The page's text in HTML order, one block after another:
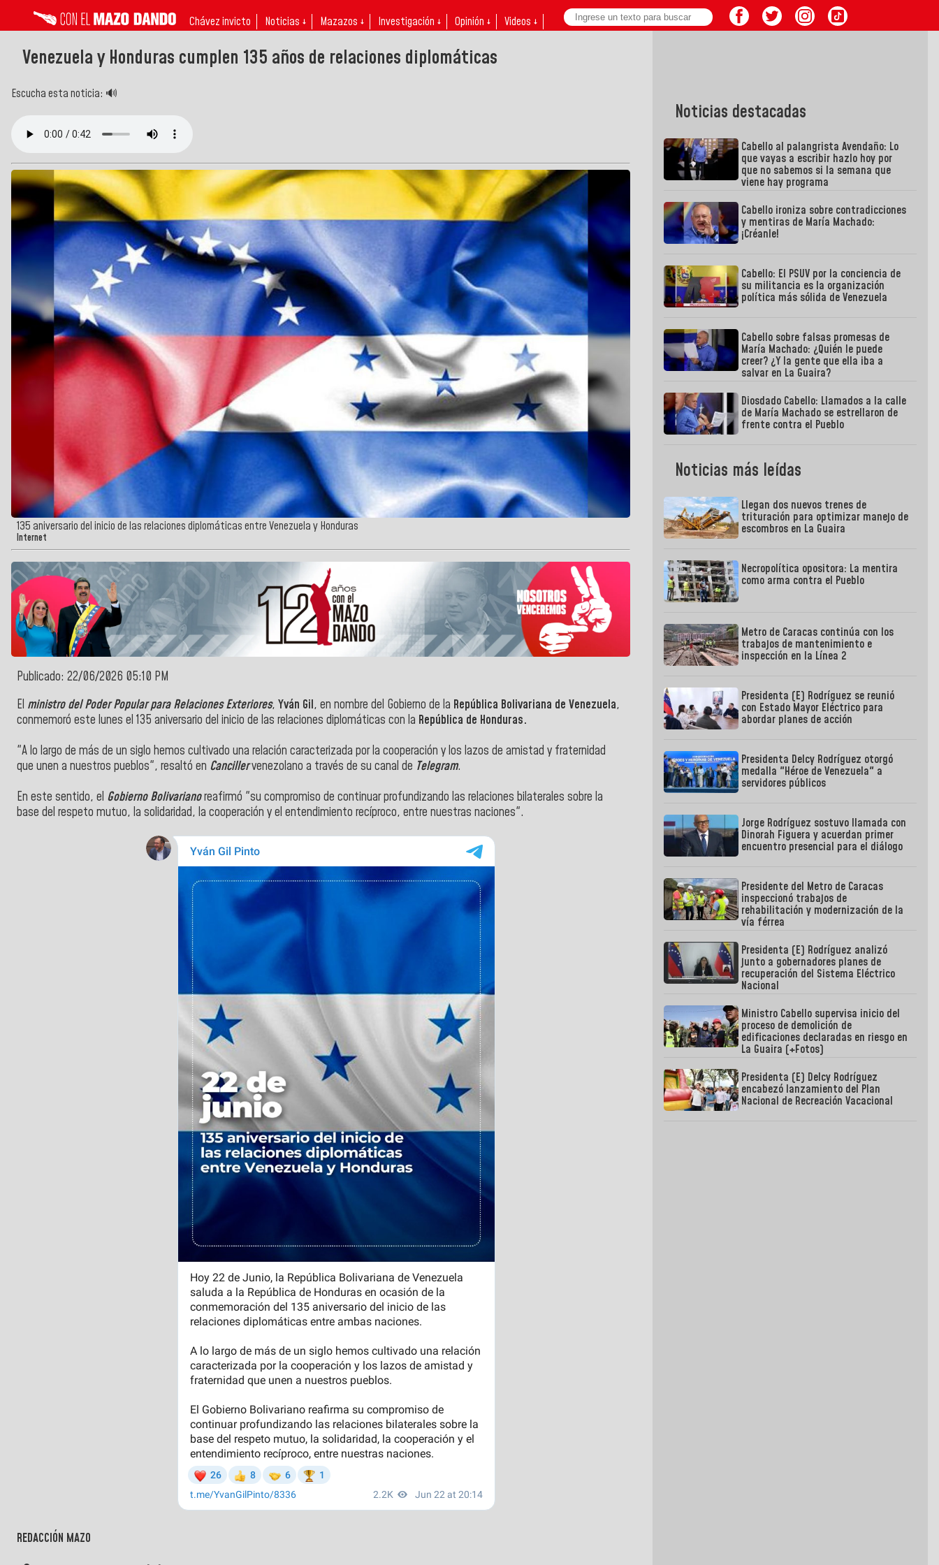
Chávez invicto Noticias ↓ Mazazos ↓ Investigación ↓ Opinión ↓ Videos ↓
Venezuela y Honduras cumplen 135 años de relaciones diplomáticas
Escucha esta noticia: 🔊
135 aniversario del inicio de las relaciones diplomáticas entre Venezuela y Honduras
Internet
Publicado: 22/06/2026 05:10 PM
El ministro del Poder Popular para Relaciones Exteriores, Yván Gil, en nombre del Gobierno de la República Bolivariana de Venezuela,
conmemoró este lunes el 135 aniversario del inicio de las relaciones diplomáticas con la República de Honduras.
"A lo largo de más de un siglo hemos cultivado una relación caracterizada por la cooperación y los lazos de amistad y fraternidad
que unen a nuestros pueblos", resaltó en Cancillervenezolano a través de su canal de Telegram.
En este sentido, el Gobierno Bolivarianoreafirmó "su compromiso de continuar profundizando las relaciones bilaterales sobre la
base del respeto mutuo, la solidaridad, la cooperación y el entendimiento recíproco, entre nuestras naciones".
REDACCIÓN MAZO
Noticias destacadas
Cabello al palangrista Avendaño: Lo
que vayas a escribir hazlo hoy por
que no sabemos si la semana que
viene hay programa
Cabello ironiza sobre contradicciones
y mentiras de María Machado:
¡Créanle!
Cabello: El PSUV por la conciencia de
su militancia es la organización
política más sólida de Venezuela
Cabello sobre falsas promesas de
María Machado: ¿Quién le puede
creer? ¿Y la gente que ella iba a
salvar en La Guaira?
Diosdado Cabello: Llamados a la calle
de María Machado se estrellaron de
frente contra el Pueblo
Noticias más leídas
Llegan dos nuevos trenes de
trituración para optimizar manejo de
escombros en La Guaira
Necropolítica opositora: La mentira
como arma contra el Pueblo
Metro de Caracas continúa con los
trabajos de mantenimiento e
inspección en la Línea 2
Presidenta (E) Rodríguez se reunió
con Estado Mayor Eléctrico para
abordar planes de acción
Presidenta Delcy Rodríguez otorgó
medalla "Héroe de Venezuela" a
servidores públicos
Jorge Rodríguez sostuvo llamada con
Dinorah Figuera y acuerdan primer
encuentro presencial para el diálogo
Presidente del Metro de Caracas
inspeccionó trabajos de
rehabilitación y modernización de la
vía férrea
Presidenta (E) Rodríguez analizó
junto a gobernadores planes de
recuperación del Sistema Eléctrico
Nacional
Ministro Cabello supervisa inicio del
proceso de demolición de
edificaciones declaradas en riesgo en
La Guaira (+Fotos)
Presidenta (E) Delcy Rodríguez
encabezó lanzamiento del Plan
Nacional de Recreación Vacacional